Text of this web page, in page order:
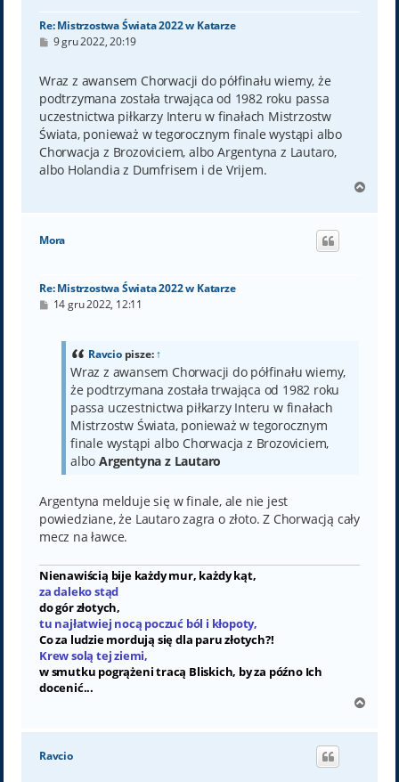
Re: Mistrzostwa Świata 2022 w Katarze
P
t
9 gru 2022, 20:19
Wraz z awansem Chorwacji do półfinału wiemy, że
podtrzymana została trwająca od 1982 roku passa
uczestnictwa piłkarzy Interu w finałach Mistrzostw
Świata, ponieważ w tegorocznym finale wystąpi albo
Chorwacja z Brozoviciem, albo Argentyna z Lautaro,
albo Holandia z Dumfrisem i de Vrijem.
g
Mora
Re: Mistrzostwa Świata 2022 w Katarze
P14 gru 2022, 12:11
Ravciopisze:↑
Wraz z awansem Chorwacji do półfinału wiemy,
że podtrzymana została trwająca od 1982 roku
passa uczestnictwa piłkarzy Interu w finałach
Mistrzostw Świata, ponieważ w tegorocznym
finale wystąpi albo Chorwacja z Brozoviciem,
albo Argentyna z Lautaro
Argentyna melduje się w finale, ale nie jest
powiedziane, że Lautaro zagra o złoto. Z Chorwacją cały
mecz na ławce.
Nienawiścią bije każdy mur, każdy kąt,
za daleko stąd
do gór złotych,
tu najłatwiej nocą poczuć ból i kłopoty,
Co za ludzie mordują się dla paru złotych?!
Krew solą tej ziemi,
w smutku pogrążeni tracą Bliskich, by za późno Ich
docenić...
g
Ravcio